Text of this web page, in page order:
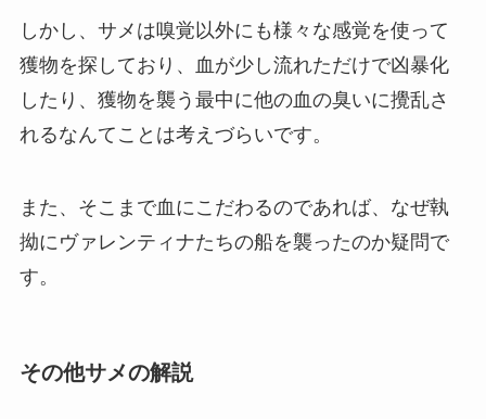
しかし、サメは嗅覚以外にも様々な感覚を使って
獲物を探しており、血が少し流れただけで凶暴化
したり、獲物を襲う最中に他の血の臭いに攪乱さ
れるなんてことは考えづらいです。
また、そこまで血にこだわるのであれば、なぜ執
拗にヴァレンティナたちの船を襲ったのか疑問で
す。
その他サメの解説